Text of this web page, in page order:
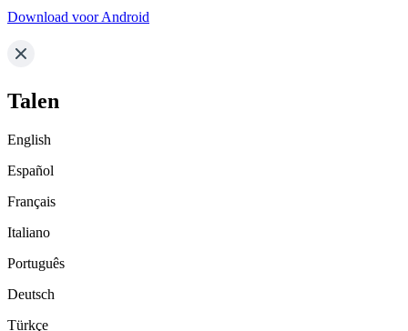
Download voor Android
Talen
English
Español
Français
Italiano
Português
Deutsch
Türkçe